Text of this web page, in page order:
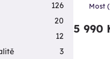
Most
5 990
126
20
12
3